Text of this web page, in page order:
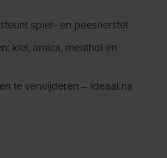
spier- en peesherstel
klei, arnica, menthol en
te verwijderen – ideaal na